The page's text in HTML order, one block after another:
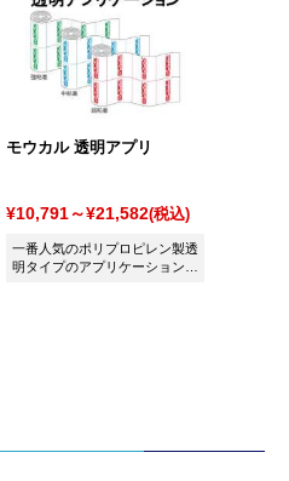
モウカル 透明アプリ
¥10,791～¥21,582(税込)
一番人気のポリプロピレン製透
明タイプのアプリケーションで